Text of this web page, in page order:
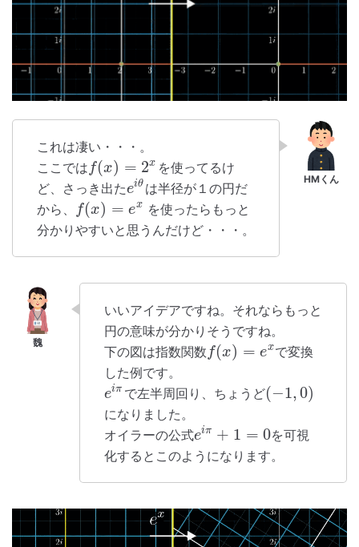
これは凄い・・・。
ここでは f(x) = 2x を使ってるけ
ど、さっき出たeiθ は半径が１の円だ
から、
f(x) = ex
を使ったらもっと
分かりやすいと思うんだけど・・・。
いいアイデアですね。それならもっと
円の意味が分かりそうですね。
下の図は指数関数 f(x) = exで変換
した例です。
eiπ で左半周回り、ちょうど(−1, 0)
になりました。
オイラーの公式eiπ + 1 = 0を可視
化するとこのようになります。